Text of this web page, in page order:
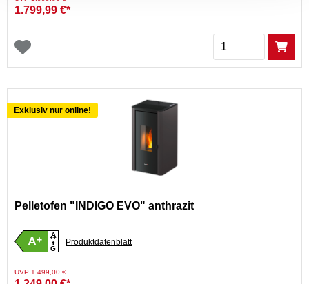
1.799,99 €*
Menge
Exklusiv nur online!
Pelletofen "INDIGO EVO" anthrazit
A
++
G
A+ Produktdatenblatt
Preis reduziert von
UVP 1.499,00 €auf